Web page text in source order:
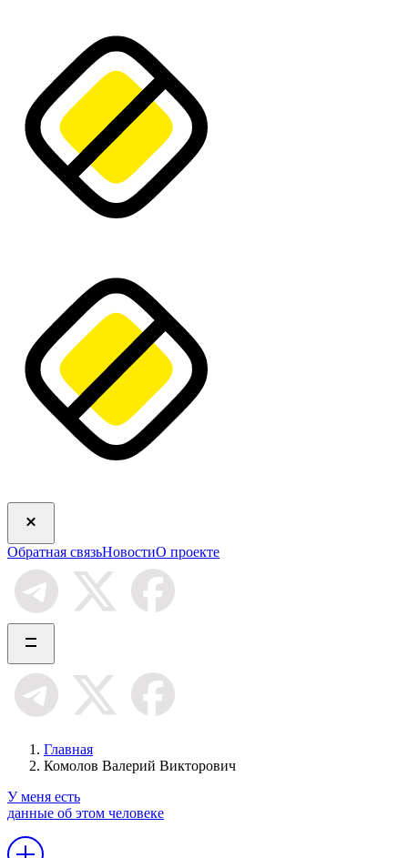
Обратная связьНовостиО проекте
Главная
Комолов Валерий Викторович
У меня есть
данные об этом человеке